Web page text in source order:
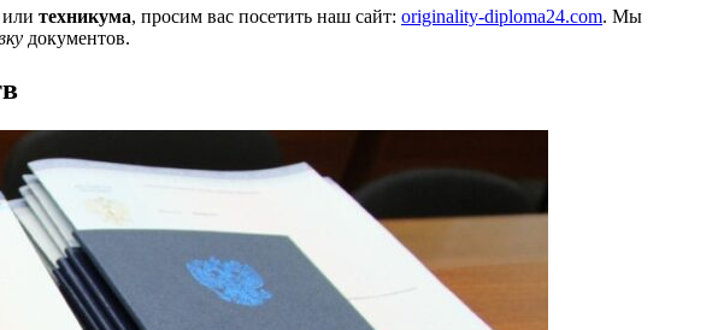
или техникума, просим вас посетить наш сайт: originality-diploma24.com. Мы
документов.